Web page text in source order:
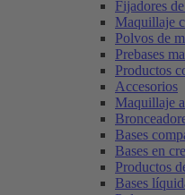
Fijadores
Maquillaje
Polvos de
Prebases
Productos
Accesorios
Maquillaje
Bases
Bases en
Productos
Bases